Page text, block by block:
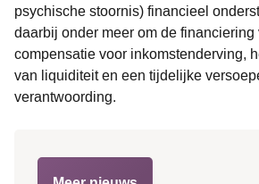
psychische stoornis) financieel
daarbij onder meer om de financiering
compensatie voor inkomstenderving,
van liquiditeit en een tijdelijke
verantwoording.